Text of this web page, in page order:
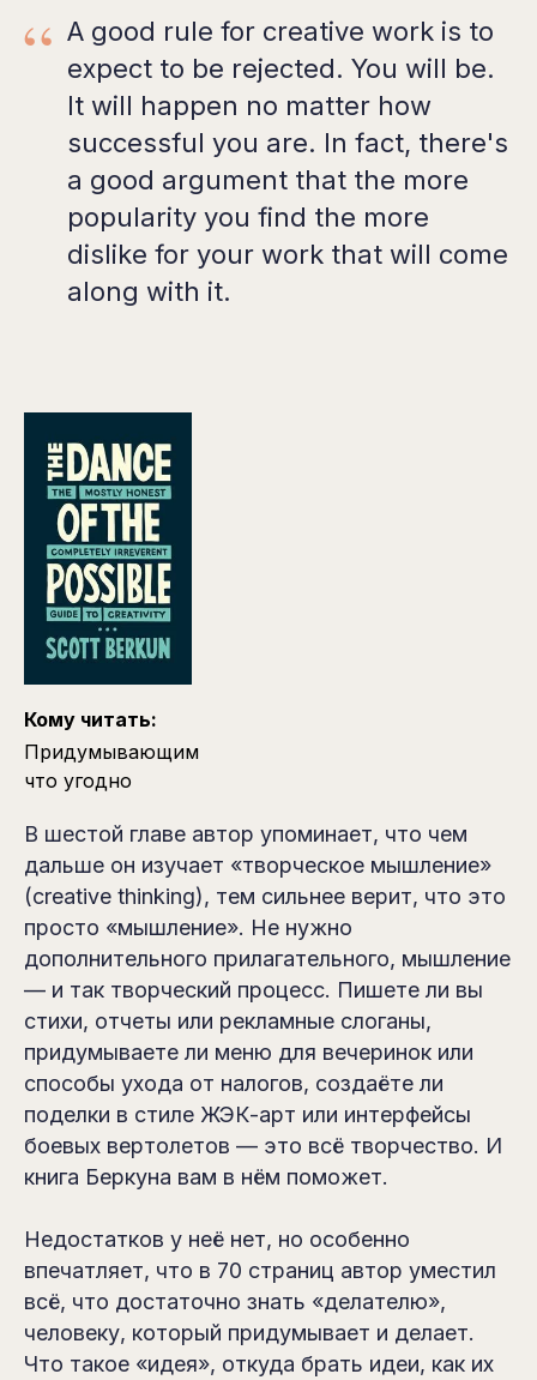
“ A good rule for creative work is to
expect to be rejected. You will be.
It will happen no matter how
successful you are. In fact, there's
a good argument that the more
popularity you find the more
dislike for your work that will come
along with it.
Кому читать:
Придумывающим
что угодно
В шестой главе автор упоминает, что чем
дальше он изучает «творческое мышление»
(creative thinking), тем сильнее верит, что это
просто «мышление». Не нужно
дополнительного прилагательного, мышление
— и так творческий процесс. Пишете ли вы
стихи, отчеты или рекламные слоганы,
придумываете ли меню для вечеринок или
способы ухода от налогов, создаёте ли
поделки в стиле ЖЭК-арт или интерфейсы
боевых вертолетов — это всё творчество. И
книга Беркуна вам в нём поможет.
Недостатков у неё нет, но особенно
впечатляет, что в 70 страниц автор уместил
всё, что достаточно знать «делателю»,
человеку, который придумывает и делает.
Что такое «идея», откуда брать идеи, как их